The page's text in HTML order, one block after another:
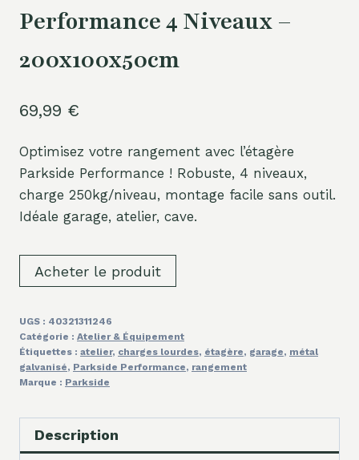
Performance 4 Niveaux –
200x100x50cm
69,99 €
Optimisez votre rangement avec l’étagère
Parkside Performance ! Robuste, 4 niveaux,
charge 250kg/niveau, montage facile sans outil.
Idéale garage, atelier, cave.
Acheter le produit
UGS : 40321311246
Catégorie : Atelier & Équipement
Étiquettes : atelier, charges lourdes, étagère, garage, métal
galvanisé, Parkside Performance, rangement
Marque : Parkside
Description